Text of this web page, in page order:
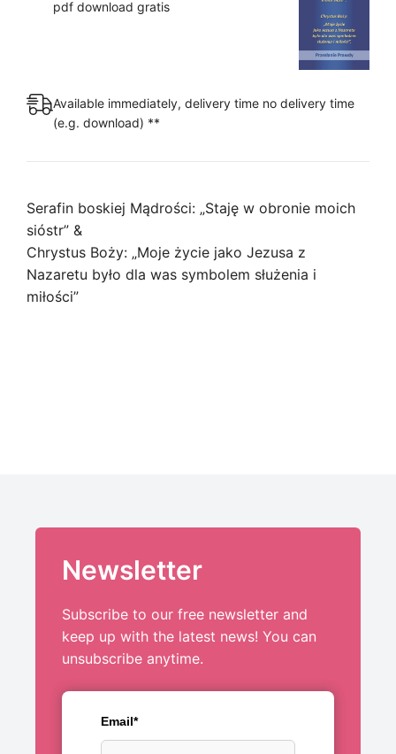
w
[Digital]
quantity
pdf download gratis
Available immediately, delivery time no delivery time
(e.g. download) **
Serafin boskiej Mądrości: „Staję w obronie moich
sióstr” &
Chrystus Boży: „Moje życie jako Jezusa z
Nazaretu było dla was symbolem służenia i
miłości”
Newsletter
Subscribe to our free newsletter and
keep up with the latest news! You can
unsubscribe anytime.
Email*